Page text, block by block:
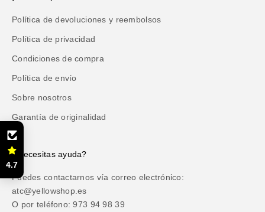
Política de devoluciones y reembolsos
Política de privacidad
Condiciones de compra
Política de envío
Sobre nosotros
Garantía de originalidad
¿Necesitas ayuda?
Puedes contactarnos vía correo electrónico:
atc@yellowshop.es
O por teléfono: 973 94 98 39
4.7